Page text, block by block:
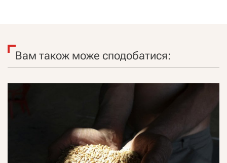
Вам також може сподобатися: